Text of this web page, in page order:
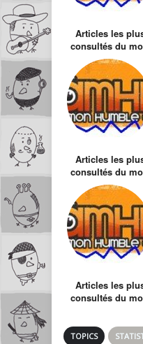
Articles les
consultés du
d’Août
Articles les
consultés du
de Fevrier
Articles les
consultés du
TOPICS